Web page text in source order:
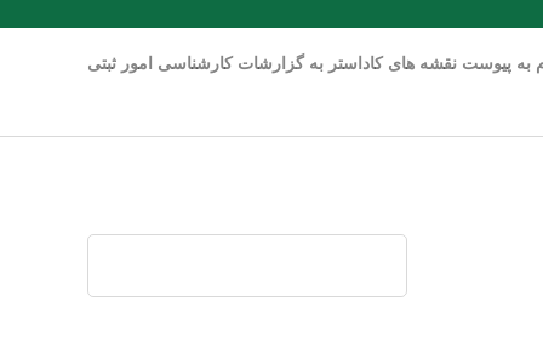
به پیوست نقشه های کاداستر به گزارشات کارشناسی امور ثبتی